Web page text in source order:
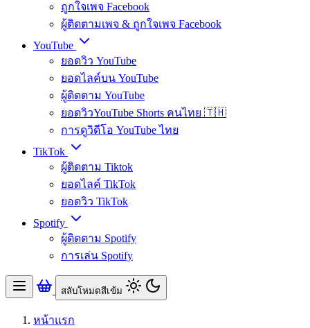
ถูกใจเพจ Facebook
ผู้ติดตามเพจ & ถูกใจเพจ Facebook
YouTube
ยอดวิว YouTube
ยอดไลค์บน YouTube
ผู้ติดตาม YouTube
ยอดวิวYouTube Shorts คนไทย 🇹🇭
การดูวิดีโอ YouTube ไทย
TikTok
ผู้ติดตาม Tiktok
ยอดไลค์ TikTok
ยอดวิว TikTok
Spotify
ผู้ติดตาม Spotify
การเล่น Spotify
สลับโหมดสีเข้ม
หน้าแรก